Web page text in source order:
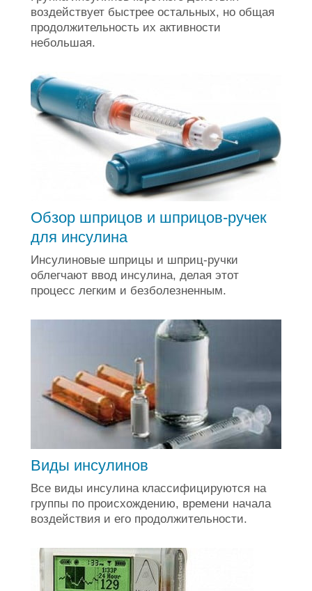
воздействует быстрее остальных, но общая
продолжительность их активности
небольшая.
Обзор шприцов и шприцов-ручек
для инсулина
Инсулиновые шприцы и шприц-ручки
облегчают ввод инсулина, делая этот
процесс легким и безболезненным.
Виды инсулинов
Все виды инсулина классифицируются на
группы по происхождению, времени начала
воздействия и его продолжительности.